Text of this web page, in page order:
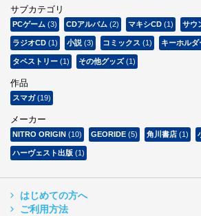
サブカテゴリ
PCゲーム (3) CDアルバム (2) マキシCD (1) サウ
ラジオCD (1) 小説 (3) コミックス (1) キーホル
タペストリー (1) その他グッズ(1)
作品
スマガ(19)
メーカー
NITRO ORIGIN (10) GEORIDE (5) 角川書店 (1)
ハーヴェスト出版 (1)
はじめての方へ
ご利用方法